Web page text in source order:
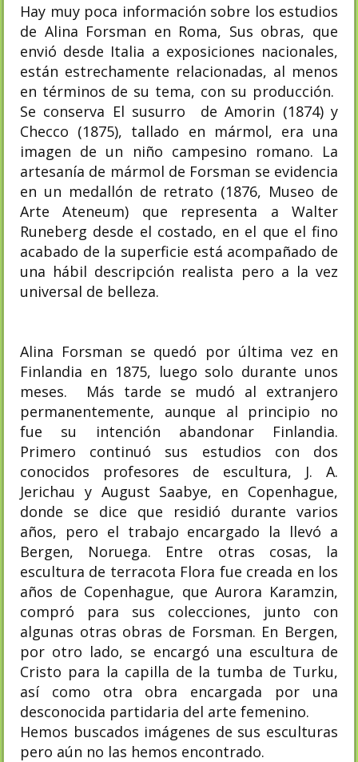
Hay muy poca información sobre los estudios
de Alina Forsman en Roma, Sus obras, que
envió desde Italia a exposiciones nacionales,
están estrechamente relacionadas, al menos
en términos de su tema, con su producción.
Se conserva El susurro de Amorin (1874) y
Checco (1875), tallado en mármol, era una
imagen de un niño campesino romano. La
artesanía de mármol de Forsman se evidencia
en un medallón de retrato (1876, Museo de
Arte Ateneum) que representa a Walter
Runeberg desde el costado, en el que el fino
acabado de la superficie está acompañado de
una hábil descripción realista pero a la vez
universal de belleza.
Alina Forsman se quedó por última vez en
Finlandia en 1875, luego solo durante unos
meses. Más tarde se mudó al extranjero
permanentemente, aunque al principio no
fue su intención abandonar Finlandia.
Primero continuó sus estudios con dos
conocidos profesores de escultura, J. A.
Jerichau y August Saabye, en Copenhague,
donde se dice que residió durante varios
años, pero el trabajo encargado la llevó a
Bergen, Noruega. Entre otras cosas, la
escultura de terracota Flora fue creada en los
años de Copenhague, que Aurora Karamzin,
compró para sus colecciones, junto con
algunas otras obras de Forsman. En Bergen,
por otro lado, se encargó una escultura de
Cristo para la capilla de la tumba de Turku,
así como otra obra encargada por una
desconocida partidaria del arte femenino.
Hemos buscados imágenes de sus esculturas
pero aún no las hemos encontrado.